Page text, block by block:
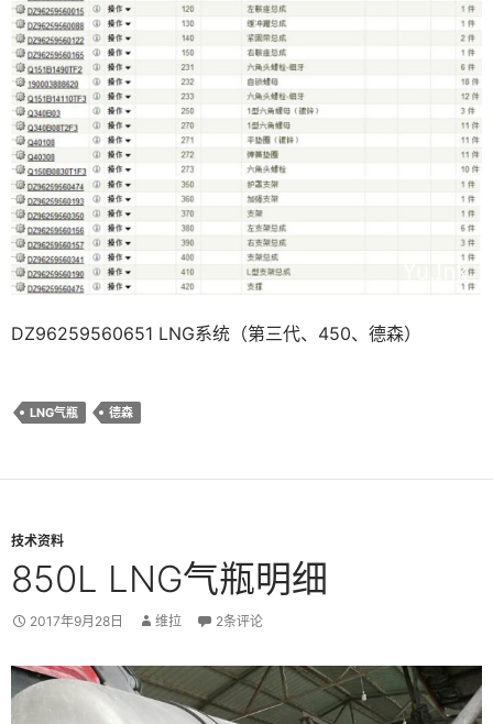
DZ96259560651 LNG系统（第三代、450、德森）
LNG气瓶 德森
技术资料
850L LNG气瓶明细
2017年9月28日 维拉 2条评论